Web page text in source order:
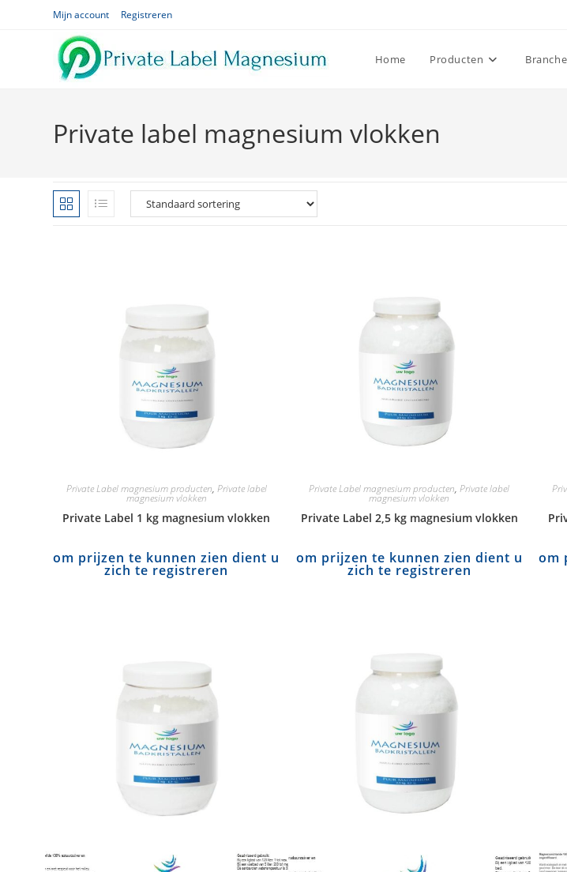
Mijn account Registreren
Home Producten
Private label magnesium vlokken
Private Label magnesium producten, Private label
magnesium vlokken
Private Label 1 kg magnesium vlokken
om prijzen te kunnen zien dient u
zich te registreren
Private Label magnesium producten,Private label
magnesium vlokken
Private Label 2,5 kg magnesium vlokken
om prijzen te kunnen zien dient u
zich te registreren
om